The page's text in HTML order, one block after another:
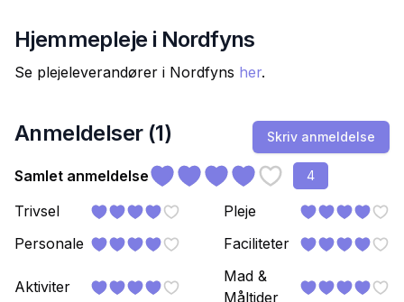
Hjemmepleje i Nordfyns
Se plejeleverandører i Nordfyns her.
Anmeldelser (1) Skriv anmeldelse
Samlet anmeldelse 4
Trivsel
Pleje
Personale
Faciliteter
Aktiviter
Mad &
Måltider